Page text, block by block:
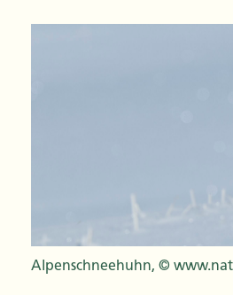
Alpenschneehuhn, ©